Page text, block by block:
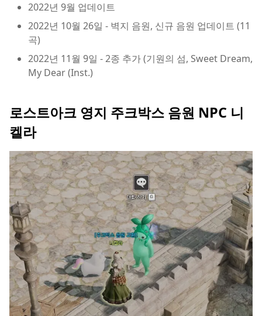
2022년 9월 업데이트
2022년 10월 26일 - 벽지 음원, 신규 음원 업데이트 (11
곡)
2022년 11월 9일 - 2종 추가 (기원의 섬, Sweet Dream,
My Dear (Inst.)
로스트아크 영지 주크박스 음원 NPC 니
켈라